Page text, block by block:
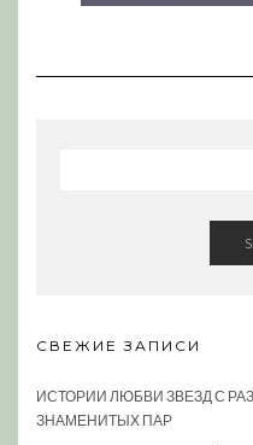
СВЕЖИЕ ЗАПИСИ
ИСТОРИИ ЛЮБВИ ЗВЕЗД С
ЗНАМЕНИТЫХ ПАР